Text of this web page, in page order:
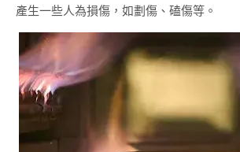
產生一些人為損傷，如劃傷、磕傷等。